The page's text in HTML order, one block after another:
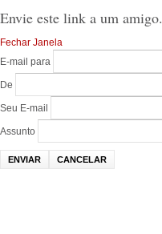
Envie este link a um amigo.
Fechar Janela
E-mail para
De
Seu E-mail
Assunto
ENVIAR CANCELAR